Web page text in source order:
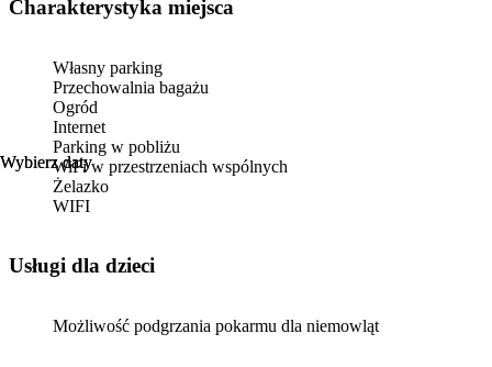
Wybierz daty
Wybierz daty
Charakterystyka miejsca
Własny parking
Przechowalnia bagażu
Ogród
Internet
Parking w pobliżu
WiFi w przestrzeniach wspólnych
Żelazko
WIFI
usługi dla dzieci
Możliwość podgrzania pokarmu dla niemowląt